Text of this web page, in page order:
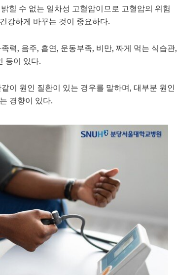
힐 수 없는 일차성 고혈압이므로 고혈압의 위험
강하게 바꾸는 것이 중요하다.
력, 음주, 흡연, 운동부족, 비만, 짜게 먹는 식습관,
등이 있다.
이 원인 질환이 있는 경우를 말하며, 대부분 원인
경향이 있다.